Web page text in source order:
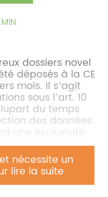
nécessite un
lire la suite
dossiers novel
déposés à la CE
mois. Il s’agit
sous l’art. 10
du temps
des données
une exclusivité
le marché pour
: